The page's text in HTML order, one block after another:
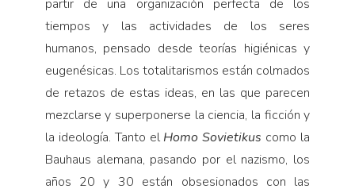
partir de una organización perfecta de los
tiempos y las actividades de los seres
humanos, pensado desde teorías higiénicas y
eugenésicas. Los totalitarismos están colmados
de retazos de estas ideas, en las que parecen
mezclarse y superponerse la ciencia, la ficción y
la ideología. Tanto el Homo Sovietikus como la
Bauhaus alemana, pasando por el nazismo, los
años 20 y 30 están obsesionados con las